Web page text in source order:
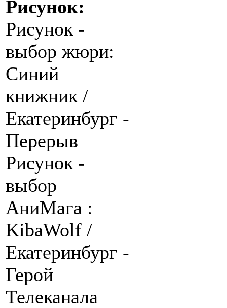
Рисунок:
Рисунок -
выбор жюри:
Синий
книжник /
Екатеринбург -
Перерыв
Рисунок -
выбор
АниМага :
KibaWolf /
Екатеринбург -
Герой
Телеканала